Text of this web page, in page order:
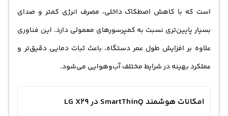
است که با کاهش اصطکاک داخلی، مصرف انرژی کمتر و صدای
بسیار پایین‌تری نسبت به کمپرسورهای معمولی دارد. این فناوری
علاوه بر افزایش طول عمر دستگاه، باعث ثبات دمایی دقیق‌تر و
عملکرد بهینه در شرایط مختلف آب‌وهوایی می‌شود.
امکانات هوشمند SmartThinQ در LG X29